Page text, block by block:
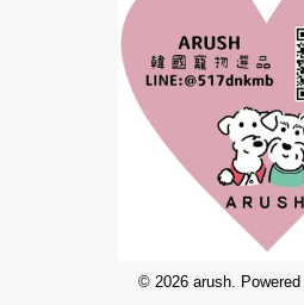
© 2026 arush. Powered